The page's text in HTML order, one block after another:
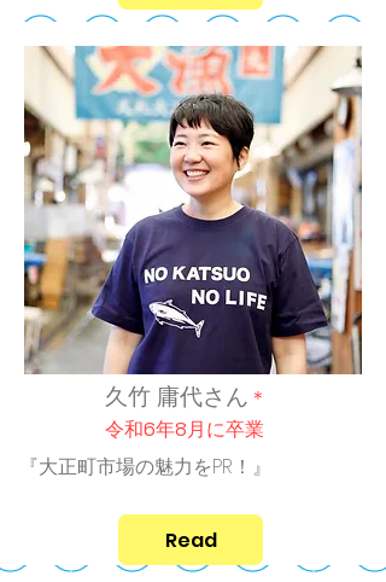
久竹 庸代さん ＊
令和6年8月に卒業
『大正町市場の魅力をPR！』
Read